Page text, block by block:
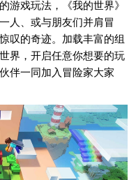
游戏玩法，《我的世界》
人、或与朋友们并肩冒
叹的奇迹。加载丰富的组
界，开启任意你想要的玩
伴一同加入冒险家大家